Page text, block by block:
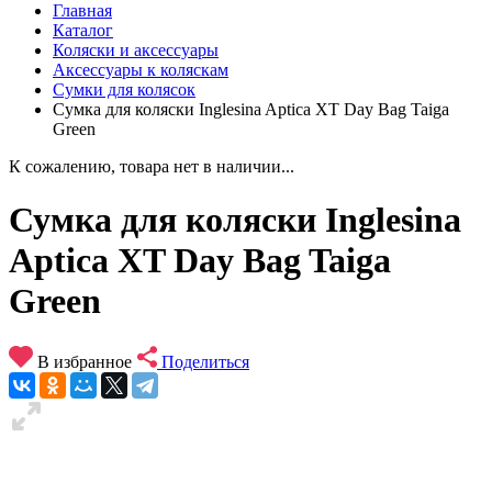
Главная
Каталог
Коляски и аксессуары
Аксессуары к коляскам
Сумки для колясок
Сумка для коляски Inglesina Aptica XT Day Bag Taiga
Green
К сожалению, товара нет в наличии...
Сумка для коляски Inglesina
Aptica XT Day Bag Taiga
Green
В избранное Поделиться